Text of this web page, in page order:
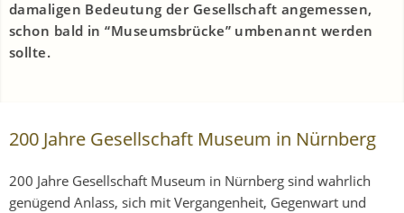
damaligen Bedeutung der Gesellschaft angemessen,
schon bald in “Museumsbrücke” umbenannt werden
sollte.
200 Jahre Gesellschaft Museum in Nürnberg
200 Jahre Gesellschaft Museum in Nürnberg sind wahrlich
genügend Anlass, sich mit Vergangenheit, Gegenwart und